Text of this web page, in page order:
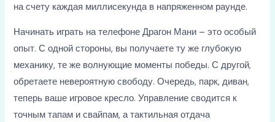
на счету каждая миллисекунда в напряженном раунде.
Начинать играть на телефоне Драгон Мани – это особый
опыт. С одной стороны, вы получаете ту же глубокую
механику, те же волнующие моменты победы. С другой,
обретаете невероятную свободу. Очередь, парк, диван,
теперь ваше игровое кресло. Управление сводится к
точным тапам и свайпам, а тактильная отдача